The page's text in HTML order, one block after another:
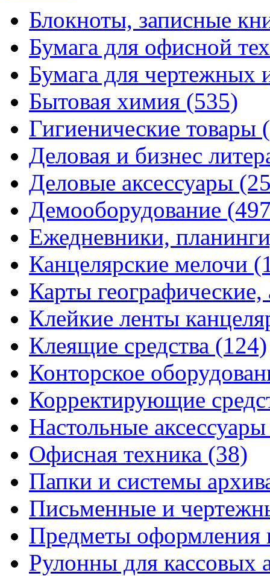
Блокноты, записные
Бумага для офисной
Бумага для чертежных
Бытовая химия (535)
Гигиенические товары
Деловая и бизнес
Деловые аксессуары
Демооборудование
Ежедневники,
Канцелярские мелочи
Карты
Клейкие ленты
Клеящие средства (124)
Конторское
Корректирующие
Настольные
Офисная техника (38)
Папки и системы
Письменные и
Предметы оформления
Рулонны для кассовых